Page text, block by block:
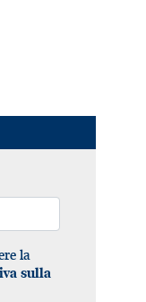
la
sulla